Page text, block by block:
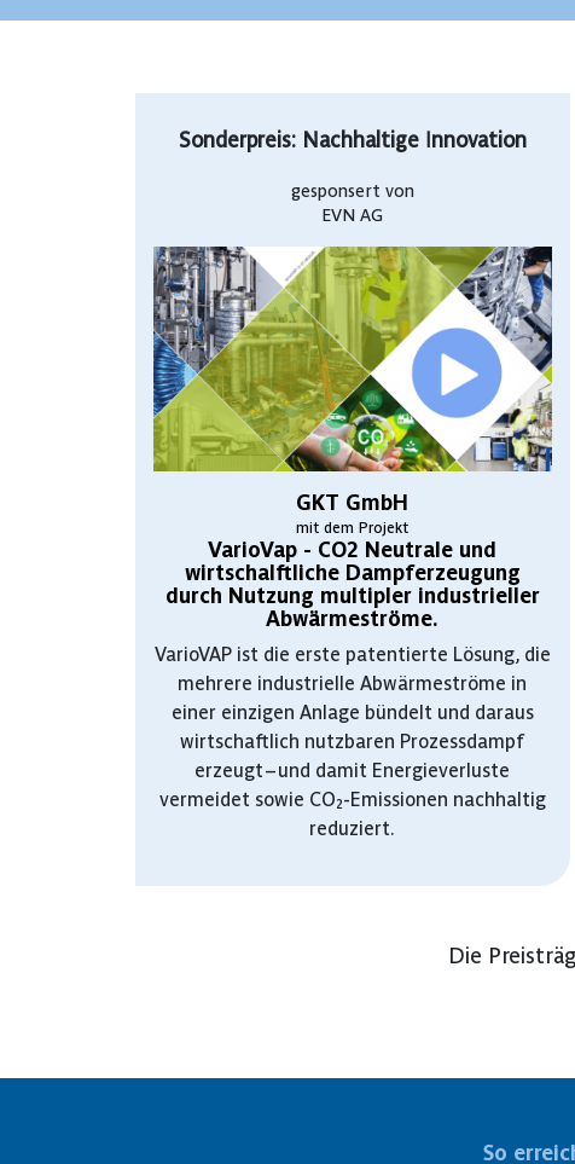
Sonderpreis: Nachhaltige Innovation
gesponsert von
EVN AG
GKT GmbH
mit dem Projekt
VarioVap - CO2 Neutrale und
wirtschalftliche Dampferzeugung
durch Nutzung multipler industrieller
Abwärmeströme.
VarioVAP ist die erste patentierte Lösung, die
mehrere industrielle Abwärmeströme in
einer einzigen Anlage bündelt und daraus
wirtschaftlich nutzbaren Prozessdampf
erzeugt – und damit Energieverluste
vermeidet sowie CO₂-Emissionen nachhaltig
reduziert.
Die
So